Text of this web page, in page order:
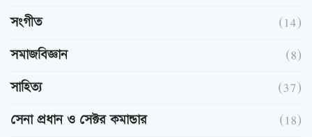
সংগীত
(14)
সমাজবিজ্ঞান
(8)
সাহিত্য
(37)
সেনা প্রধান ও সেক্টর কমান্ডার
(18)